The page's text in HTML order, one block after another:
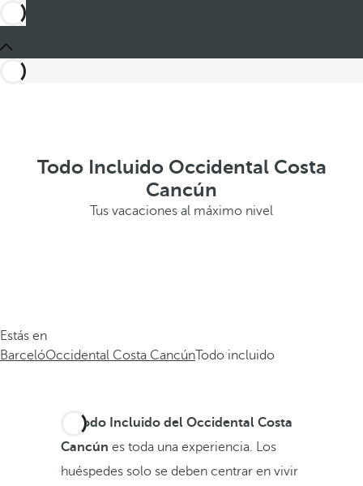
Todo Incluido Occidental Costa
Cancún
Tus vacaciones al máximo nivel
Estás en
BarcelóOccidental Costa CancúnTodo incluido
Todo Incluido del Occidental Costa
Cancún es toda una experiencia. Los
huéspedes solo se deben centrar en vivir